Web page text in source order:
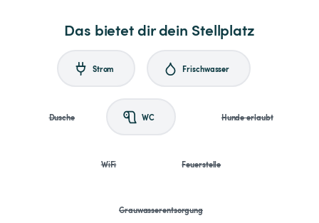
Das bietet dir dein Stellplatz
Strom Frischwasser
Dusche WC Hunde erlaubt
WiFi Feuerstelle
Grauwasserentsorgung